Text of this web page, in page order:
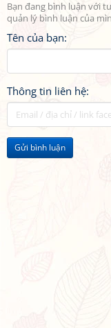
Bạn đang bình luận với
quản lý bình luận của
Tên của bạn:
Thông tin liên hệ:
Gửi bình luận